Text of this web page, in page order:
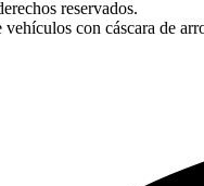
reservados.
con cáscara de